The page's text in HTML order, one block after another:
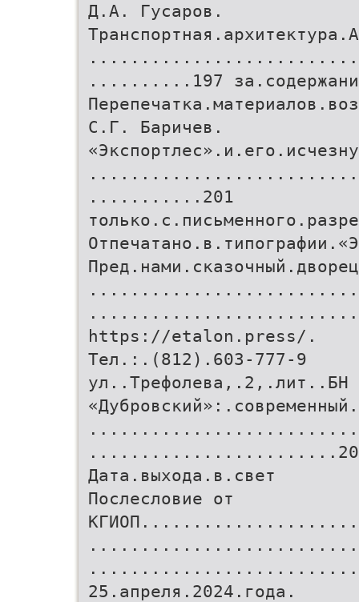
Д.А. Гусаров.
..........197
C.Г. Баричев.
...........201
https://etalon.press/.
Тел.:.(812).603-777-9
ул..Трефолева,.2,.лит..БН
........................206
Дата.выхода.в.свет
Послесловие от
25.апреля.2024.года.